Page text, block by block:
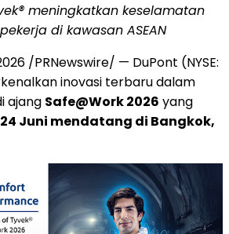
meningkatkan keselamatan
di kawasan ASEAN
/PRNewswire/ — DuPont (NYSE:
inovasi terbaru dalam
ajang Safe@Work 2026 yang
24 Juni mendatang di Bangkok,